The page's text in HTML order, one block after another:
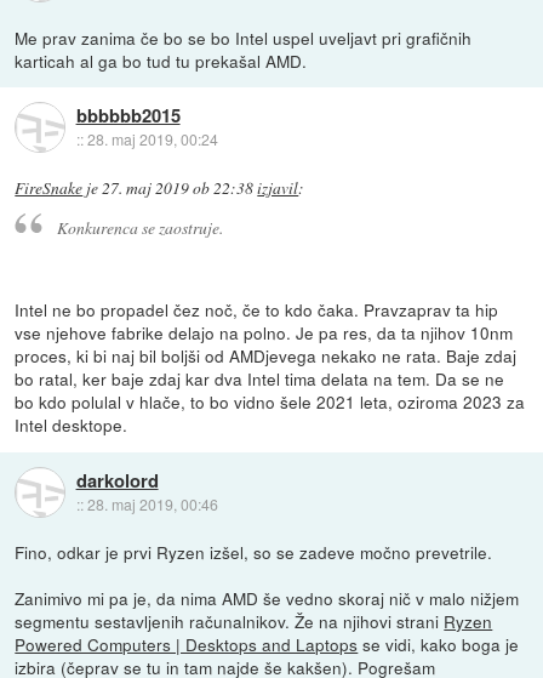
Me prav zanima če bo se bo Intel uspel uveljavt pri grafičnih
karticah al ga bo tud tu prekašal AMD.
bbbbbb2015
::28. maj 2019, 00:24
FireSnake je27. maj 2019 ob 22:38izjavil:
Konkurenca se zaostruje.
Intel ne bo propadel čez noč, če to kdo čaka. Pravzaprav ta hip
vse njehove fabrike delajo na polno. Je pa res, da ta njihov 10nm
proces, ki bi naj bil boljši od AMDjevega nekako ne rata. Baje zdaj
bo ratal, ker baje zdaj kar dva Intel tima delata na tem. Da se ne
bo kdo polulal v hlače, to bo vidno šele 2021 leta, oziroma 2023 za
Intel desktope.
darkolord
::28. maj 2019, 00:46
Fino, odkar je prvi Ryzen izšel, so se zadeve močno prevetrile.
Zanimivo mi pa je, da nima AMD še vedno skoraj nič v malo nižjem
segmentu sestavljenih računalnikov. Že na njihovi strani Ryzen
Powered Computers | Desktops and Laptops se vidi, kako boga je
izbira (čeprav se tu in tam najde še kakšen). Pogrešam